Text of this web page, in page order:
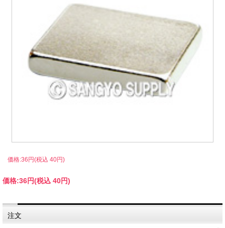
価格:36円(税込 40円)
価格:36円(税込 40円)
注文